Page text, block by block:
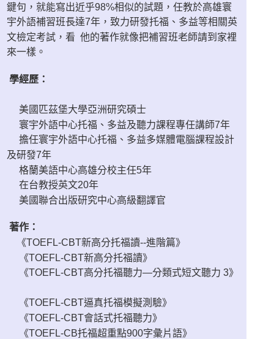
鍵句，就能寫出近乎98%相似的試題，任教於高雄寰
宇外語補習班長達7年，致力研發托福、多益等相關英
文檢定考試，看 他的著作就像把補習班老師請到家裡
來一樣。
學經歷：
美國匹茲堡大學亞洲研究碩士
寰宇外語中心托福、多益及聽力課程專任講師7年
擔任寰宇外語中心托福、多益多媒體電腦課程設計
及研發7年
格蘭美語中心高雄分校主任5年
在台教授英文20年
美國聯合出版研究中心高級翻譯官
著作：
《TOEFL-CBT新高分托福讀--進階篇》
《TOEFL-CBT新高分托福讀》
《TOEFL-CBT高分托福聽力—分類式短文聽力 3》
《TOEFL-CBT逼真托福模擬測驗》
《TOEFL-CBT會話式托福聽力》
《TOEFL-CB托福超重點900字彙片語》